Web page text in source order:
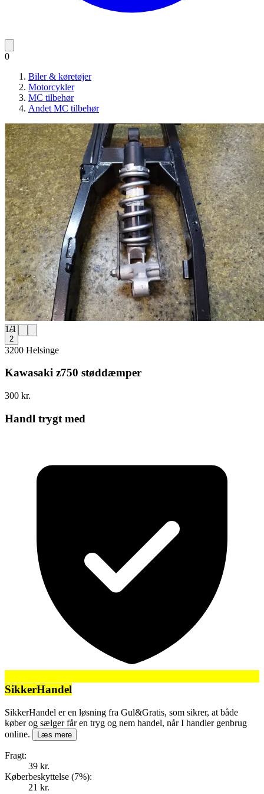
0
Biler & køretøjer
Motorcykler
MC tilbehør
Andet MC tilbehør
1/1
2
3200 Helsinge
Kawasaki z750 støddæmper
300 kr.
Handl trygt med
SikkerHandel
SikkerHandel er en løsning fra Gul&Gratis, som sikrer, at både
køber og sælger får en tryg og nem handel, når I handler genbrug
online.
Læs mere
Fragt:
39 kr.
Køberbeskyttelse (7%):
21 kr.